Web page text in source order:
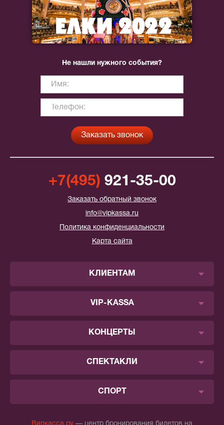
Не нашли нужного события?
+7(495) 921-35-00
Заказать обратный звонок
info@vipkassa.ru
Политика конфиденциальности
Карта сайта
КЛИЕНТАМ
VIP-KASSA
КОНЦЕРТЫ
СПЕКТАКЛИ
СПОРТ